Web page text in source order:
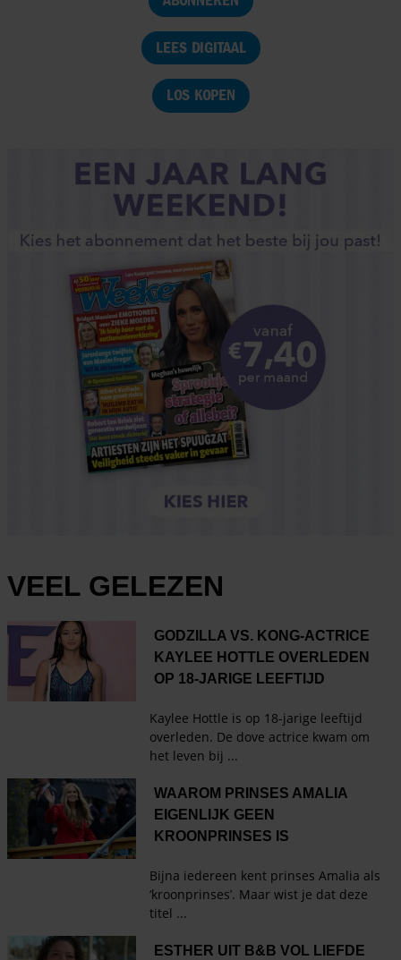
LEES DIGITAAL
LOS KOPEN